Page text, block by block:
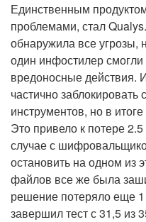
Единственным
проблемами, стал
обнаружила все угрозы,
один инфостилер
вредоносные действия.
частично
инструментов, но в
Это привело к потере
случае с
остановить на одном из
файлов все же была
решение потеряло еще 1
завершил тест с 31,5 из